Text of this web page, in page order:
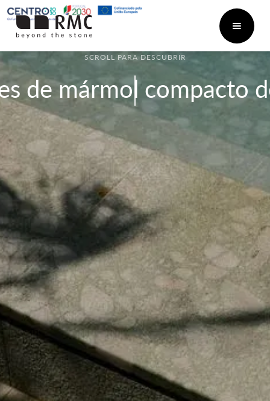
de mármol compacto
SCROLL PARA DESCUBRIR